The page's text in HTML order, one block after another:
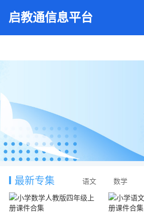
启教通信息平台
最新专集 语文 数学